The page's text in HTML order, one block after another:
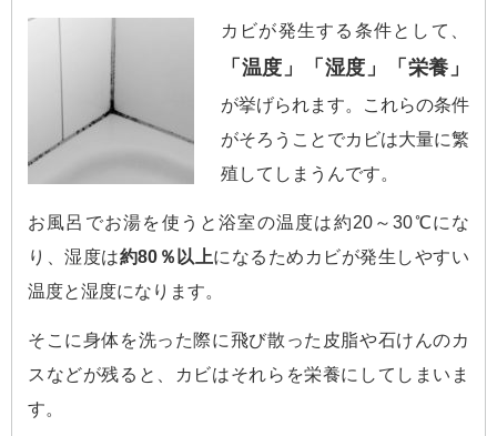
カビが発生する条件として、
「温度」「湿度」「栄養」
が挙げられます。これらの条件
がそろうことでカビは大量に繁
殖してしまうんです。
お風呂でお湯を使うと浴室の温度は約20～30℃にな
り、湿度は約80％以上になるためカビが発生しやすい
温度と湿度になります。
そこに身体を洗った際に飛び散った皮脂や石けんのカ
スなどが残ると、カビはそれらを栄養にしてしまいま
す。